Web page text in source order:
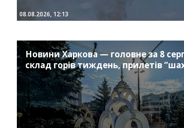
08.08.2026, 12:13
Новини Харкова — головне за 8
склад горів тиждень, прилетів